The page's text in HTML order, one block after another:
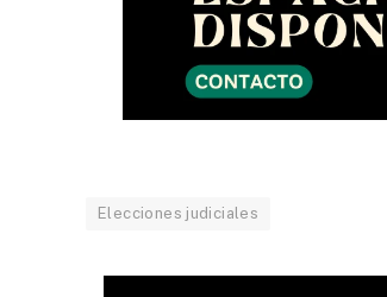
Elecciones judiciales